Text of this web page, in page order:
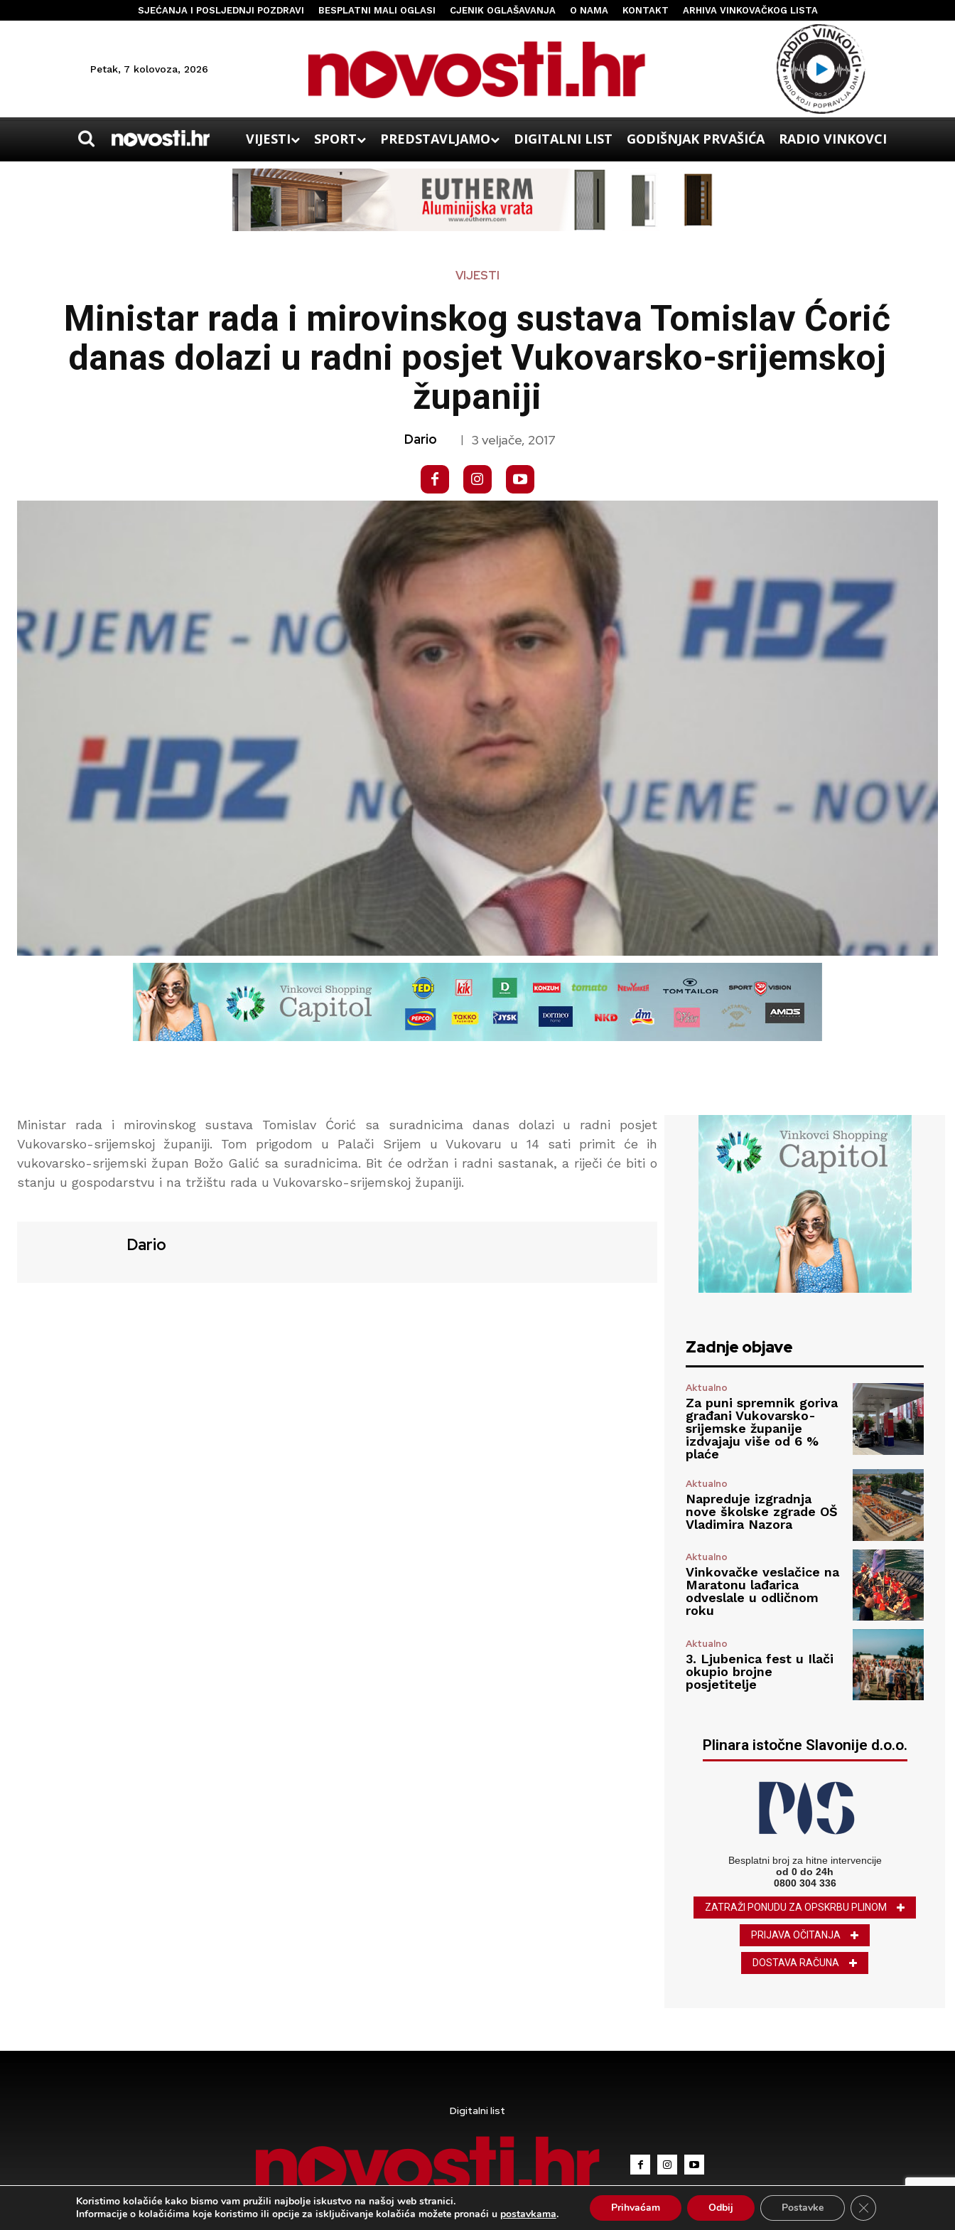
SJEĆANJA I POSLJEDNJI POZDRAVI BESPLATNI MALI OGLASI CJENIK OGLAŠAVANJA O NAMA KONTAKT ARHIVA VINKOVAČKOG LISTA
Petak, 7 kolovoza, 2026
VIJESTI SPORT PREDSTAVLJAMO DIGITALNI LIST GODIŠNJAK PRVAŠIĆA RADIO VINKOVCI
VIJESTI
Ministar rada i mirovinskog sustava Tomislav Ćorić
danas dolazi u radni posjet Vukovarsko-srijemskoj
županiji
Dario | 3 veljače, 2017
Ministar rada i mirovinskog sustava Tomislav Ćorić sa suradnicima danas dolazi u radni posjet
Vukovarsko-srijemskoj županiji. Tom prigodom u Palači Srijem u Vukovaru u 14 sati primit će ih
vukovarsko-srijemski župan Božo Galić sa suradnicima. Bit će održan i radni sastanak, a riječi će biti o
stanju u gospodarstvu i na tržištu rada u Vukovarsko-srijemskoj županiji.
Dario
Zadnje objave
Aktualno
Za puni spremnik goriva
građani Vukovarsko-
srijemske županije
izdvajaju više od 6 %
plaće
Aktualno
Napreduje izgradnja
nove školske zgrade OŠ
Vladimira Nazora
Aktualno
Vinkovačke veslačice na
Maratonu lađarica
odveslale u odličnom
roku
Aktualno
3. Ljubenica fest u Ilači
okupio brojne
posjetitelje
Plinara istočne Slavonije d.o.o.
Besplatni broj za hitne intervencije
od 0 do 24h
0800 304 336
ZATRAŽI PONUDU ZA OPSKRBU PLINOM
PRIJAVA OČITANJA
DOSTAVA RAČUNA
Digitalni list
Koristimo kolačiće kako bismo vam pružili najbolje iskustvo na našoj web stranici.
Informacije o kolačićima koje koristimo ili opcije za isključivanje kolačića možete pronaći u postavkama. Prihvaćam Odbij Postavke Close GDPR Cookie